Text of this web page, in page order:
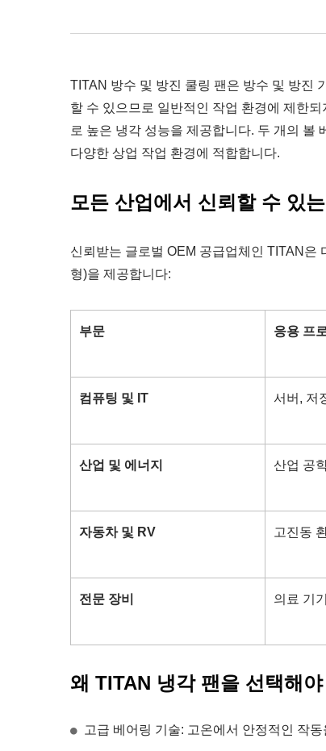
TITAN 방수 및 방진 쿨링 팬은 방수 및 방진
할 수 있으므로 일반적인 작업 환경에 제한
로 높은 냉각 성능을 제공합니다. 두 개의 볼
다양한 상업 작업 환경에 적합합니다.
모든 산업에서 신뢰할 수 있
신뢰받는 글로벌 OEM 공급업체인 TITAN은
형)을 제공합니다:
부문 응용 프
컴퓨팅 및 IT 서버, 저
산업 및 에너지 산업 공
자동차 및 RV 고진동
전문 장비 의료 기
왜 TITAN 냉각 팬을 선택해
고급 베어링 기술: 고온에서 안정적인 작